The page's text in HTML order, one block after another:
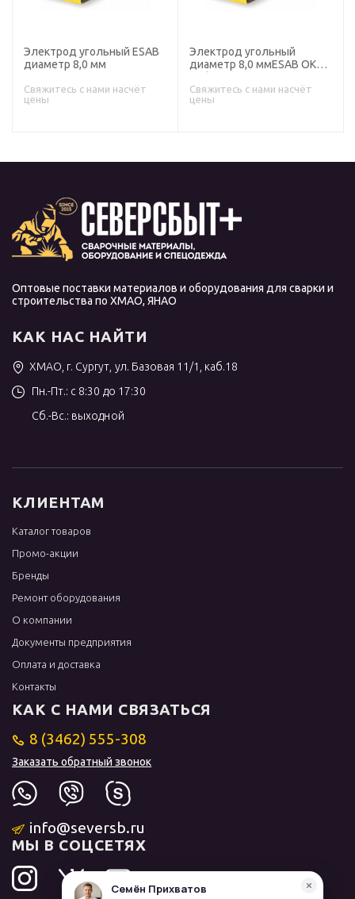
Электрод угольный ESAB
диаметр 8,0 мм
Свяжитесь с нами насчёт
цены
Электрод угольный
диаметр 8,0 ммESAB OK
Свяжитесь с нами насчёт
цены
Оптовые поставки материалов и оборудования для сварки и
строительства по ХМАО, ЯНАО
КАК НАС НАЙТИ
ХМАО, г. Сургут, ул. Базовая 11/1, каб.18
Пн.-Пт.: с 8:30 до 17:30
Сб.-Вс.: выходной
КЛИЕНТАМ
Каталог товаров
Промо-акции
Бренды
Ремонт оборудования
О компании
Документы предприятия
Оплата и доставка
Контакты
КАК С НАМИ СВЯЗАТЬСЯ
8 (3462) 555-308
Заказать обратный звонок
info@seversb.ru
МЫ В СОЦСЕТЯХ